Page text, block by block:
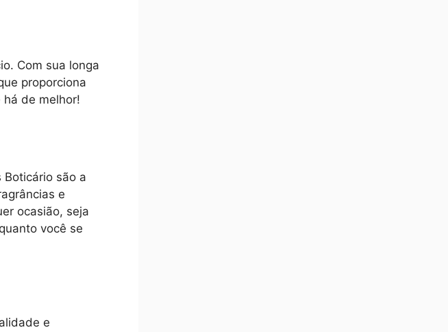
Com sua longa
proporciona
há de melhor!
Boticário são a
e
ocasião, seja
você se
e